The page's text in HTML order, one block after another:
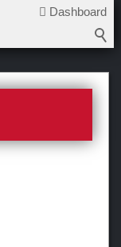
Dashboard